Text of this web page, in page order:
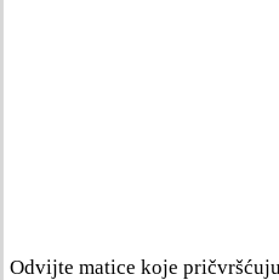
Odvijte matice koje